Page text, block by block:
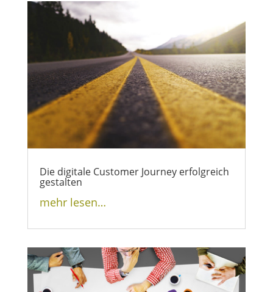
Die digitale Customer Journey erfolgreich
gestalten
mehr lesen…